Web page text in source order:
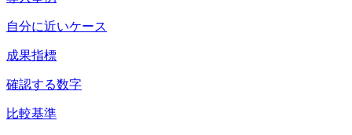
自分に近いケース
成果指標
確認する数字
比較基準